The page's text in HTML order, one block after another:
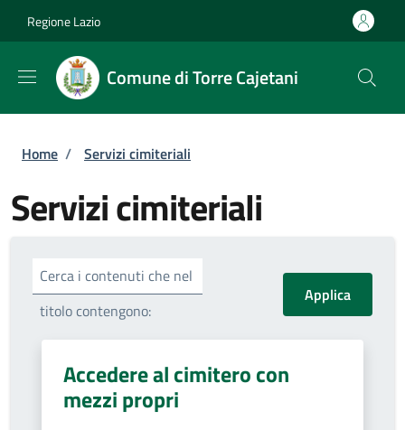
Regione Lazio
Comune di Torre Cajetani
Briciole di pane
Home / Servizi cimiteriali
Servizi cimiteriali
Cerca i contenuti che nel
titolo contengono:
Accedere al cimitero con
mezzi propri